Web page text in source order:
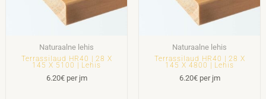
Naturaalne lehis
Terrassilaud HR40 | 28 X
145 X 5100 | Lehis
6.20€per jm
Naturaalne lehis
Terrassilaud HR40 | 28 X
145 X 4800 | Lehis
6.20€per jm